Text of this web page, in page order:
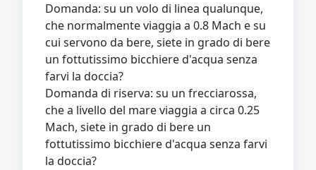
Domanda: su un volo di linea qualunque,
che normalmente viaggia a 0.8 Mach e su
cui servono da bere, siete in grado di bere
un fottutissimo bicchiere d'acqua senza
farvi la doccia?
Domanda di riserva: su un frecciarossa,
che a livello del mare viaggia a circa 0.25
Mach, siete in grado di bere un
fottutissimo bicchiere d'acqua senza farvi
la doccia?